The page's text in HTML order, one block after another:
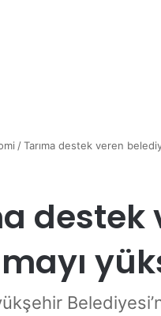
/Tarıma destek veren